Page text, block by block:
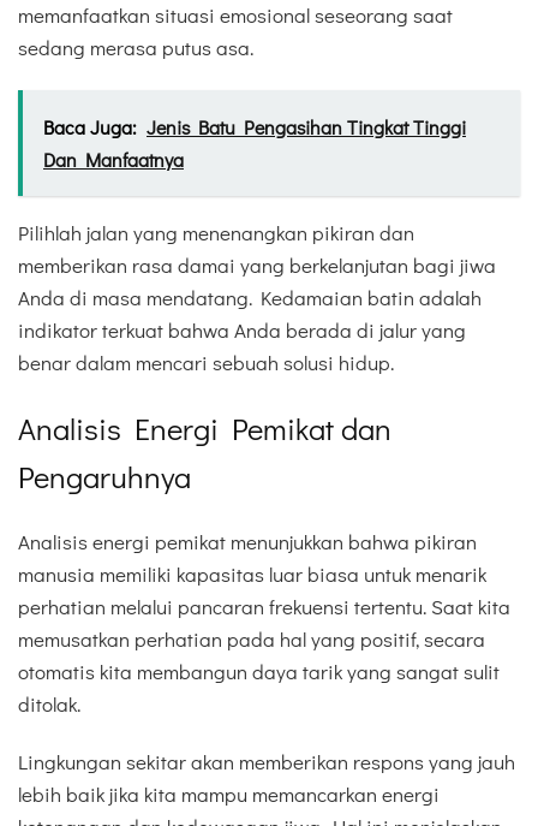
memanfaatkan situasi emosional seseorang saat
sedang merasa putus asa.
Baca Juga: Jenis Batu Pengasihan Tingkat Tinggi
Dan Manfaatnya
Pilihlah jalan yang menenangkan pikiran dan
memberikan rasa damai yang berkelanjutan bagi jiwa
Anda di masa mendatang. Kedamaian batin adalah
indikator terkuat bahwa Anda berada di jalur yang
benar dalam mencari sebuah solusi hidup.
Analisis Energi Pemikat dan
Pengaruhnya
Analisis energi pemikat menunjukkan bahwa pikiran
manusia memiliki kapasitas luar biasa untuk menarik
perhatian melalui pancaran frekuensi tertentu. Saat kita
memusatkan perhatian pada hal yang positif, secara
otomatis kita membangun daya tarik yang sangat sulit
ditolak.
Lingkungan sekitar akan memberikan respons yang jauh
lebih baik jika kita mampu memancarkan energi